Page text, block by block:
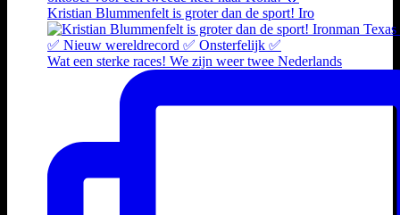
Kristian Blummenfelt is groter dan de sport! Iro
Wat een sterke races! We zijn weer twee Nederlands